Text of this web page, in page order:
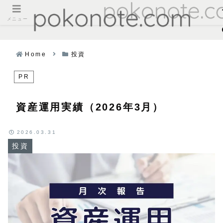
Home 投資
PR
資産運用実績（2026年3月）
投資
2026.03.31
メニュー